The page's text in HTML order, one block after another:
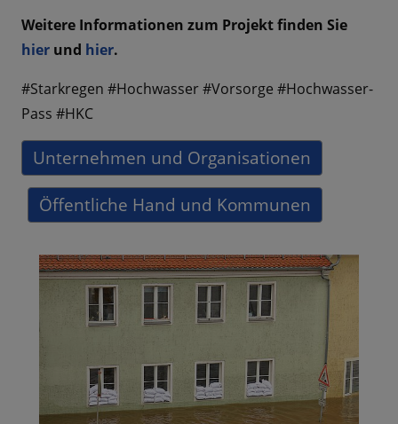
Weitere Informationen zum Projekt finden Sie
hier und hier.
#Starkregen #Hochwasser #Vorsorge #Hochwasser-
Pass #HKC
Unternehmen und Organisationen
Öffentliche Hand und Kommunen